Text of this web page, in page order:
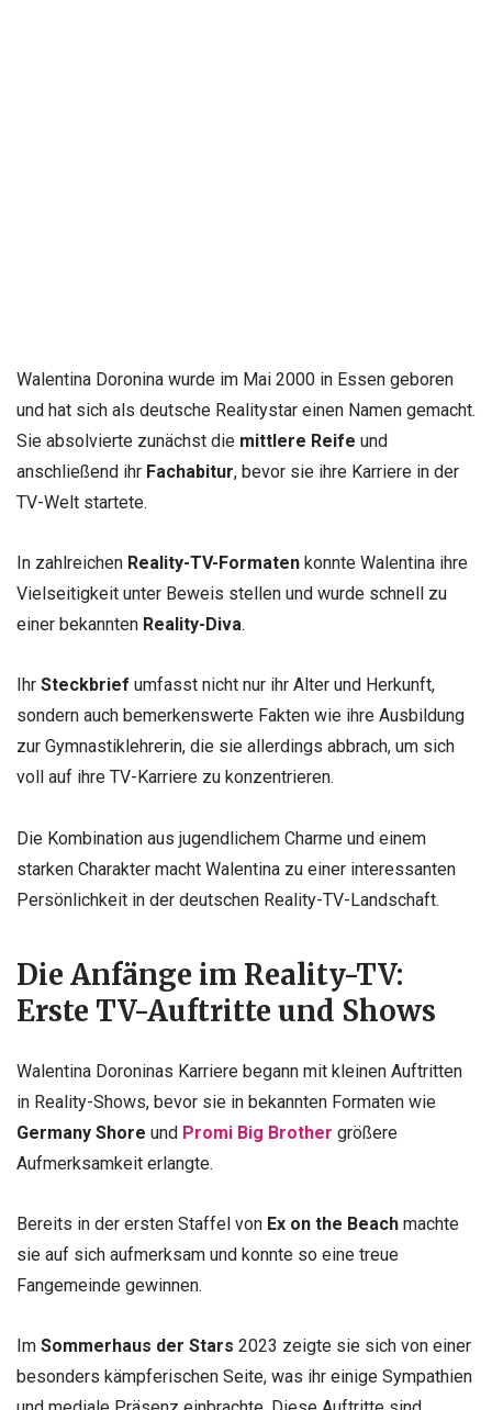
Walentina Doronina wurde im Mai 2000 in Essen geboren
und hat sich als deutsche Realitystar einen Namen gemacht.
Sie absolvierte zunächst die mittlere Reife und
anschließend ihr Fachabitur, bevor sie ihre Karriere in der
TV-Welt startete.
In zahlreichen Reality-TV-Formaten konnte Walentina ihre
Vielseitigkeit unter Beweis stellen und wurde schnell zu
einer bekannten Reality-Diva.
Ihr Steckbrief umfasst nicht nur ihr Alter und Herkunft,
sondern auch bemerkenswerte Fakten wie ihre Ausbildung
zur Gymnastiklehrerin, die sie allerdings abbrach, um sich
voll auf ihre TV-Karriere zu konzentrieren.
Die Kombination aus jugendlichem Charme und einem
starken Charakter macht Walentina zu einer interessanten
Persönlichkeit in der deutschen Reality-TV-Landschaft.
Die Anfänge im Reality-TV:
Erste TV-Auftritte und Shows
Walentina Doroninas Karriere begann mit kleinen Auftritten
in Reality-Shows, bevor sie in bekannten Formaten wie
Germany Shore und Promi Big Brother größere
Aufmerksamkeit erlangte.
Bereits in der ersten Staffel von Ex on the Beach machte
sie auf sich aufmerksam und konnte so eine treue
Fangemeinde gewinnen.
Im Sommerhaus der Stars 2023 zeigte sie sich von einer
besonders kämpferischen Seite, was ihr einige Sympathien